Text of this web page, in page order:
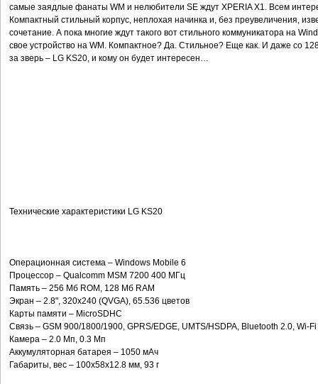
самые заядлые фанаты WM и нелюбители SE ждут XPERIA X1. Всем
Компактный стильный корпус, неплохая начинка и, без преувеличения,
сочетание. А пока многие ждут такого вот стильного коммуникатора на
свое устройство на WM. Компактное? Да. Стильное? Еще как. И даже со
за зверь – LG KS20, и кому он будет интересен…
Технические характеристики LG KS20
Операционная система – Windows Mobile 6
Процессор – Qualcomm MSM 7200 400 МГц
Память – 256 Мб ROM, 128 Мб RAM
Экран – 2.8", 320x240 (QVGA), 65.536 цветов
Карты памяти – MicroSDHC
Связь – GSM 900/1800/1900, GPRS/EDGE, UMTS/HSDPA, Bluetooth 2.0, Wi-Fi
Камера – 2.0 Мп, 0.3 Мп
Аккумуляторная батарея – 1050 мАч
Габариты, вес – 100x58x12.8 мм, 93 г